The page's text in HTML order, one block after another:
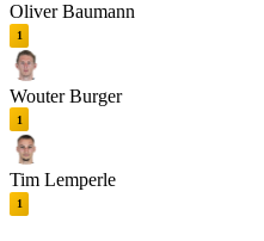
Oliver Baumann
1
Wouter Burger
1
Tim Lemperle
1